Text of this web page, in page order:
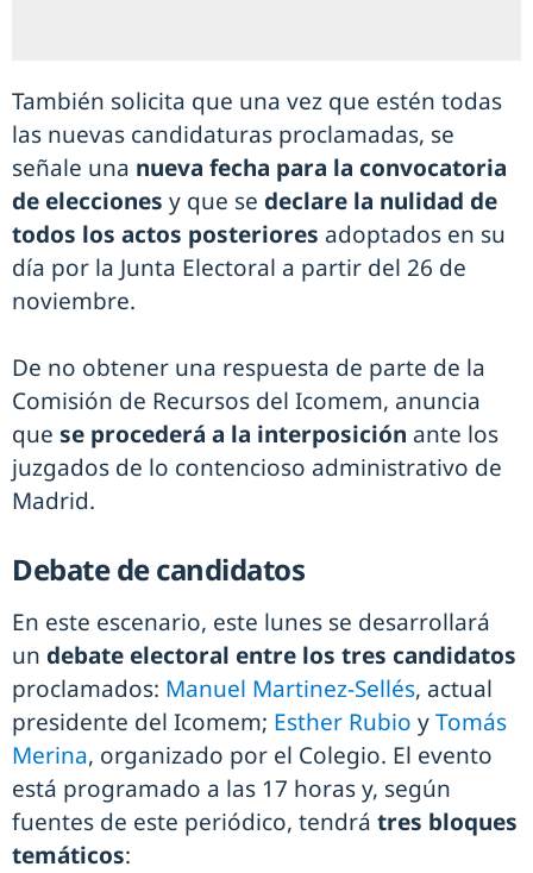
También solicita que una vez que estén todas
las nuevas candidaturas proclamadas, se
señale una nueva fecha para la convocatoria
de elecciones y que se declare la nulidad de
todos los actos posteriores adoptados en su
día por la Junta Electoral a partir del 26 de
noviembre.
De no obtener una respuesta de parte de la
Comisión de Recursos del Icomem, anuncia
que se procederá a la interposición ante los
juzgados de lo contencioso administrativo de
Madrid.
Debate de candidatos
En este escenario, este lunes se desarrollará
un debate electoral entre los tres candidatos
proclamados: Manuel Martinez-Sellés, actual
presidente del Icomem; Esther Rubio yTomás
Merina, organizado por el Colegio. El evento
está programado a las 17 horas y, según
fuentes de este periódico, tendrá tres bloques
temáticos: